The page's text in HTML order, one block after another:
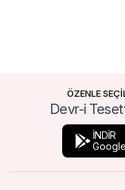
ÖZENLE
Devr-i
İNDİR